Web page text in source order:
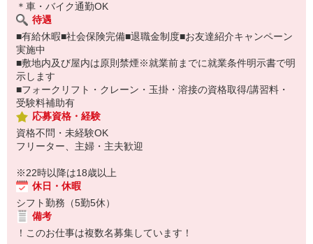
＊車・バイク通勤OK
待遇
■有給休暇■社会保険完備■退職金制度■お友達紹介キャンペーン
実施中
■敷地内及び屋内は原則禁煙※就業前までに就業条件明示書で明
示します
■フォークリフト・クレーン・玉掛・溶接の資格取得/講習料・
受験料補助有
応募資格・経験
資格不問・未経験OK
フリーター、主婦・主夫歓迎
※22時以降は18歳以上
休日・休暇
シフト勤務（5勤5休）
備考
！このお仕事は複数名募集しています！